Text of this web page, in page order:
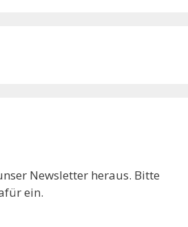
Newsletter heraus. Bitte
ein.